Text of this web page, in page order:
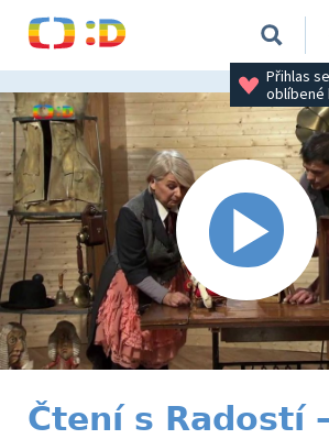
Přihlas
oblíbené
Čtení s Radostí